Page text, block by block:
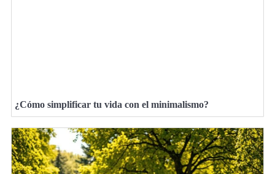
¿Cómo simplificar tu vida con el minimalismo?